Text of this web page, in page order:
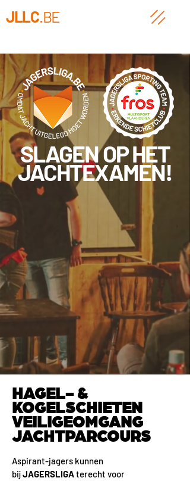
JLLC.BE
SLAGEN OP HET
JACHTEXAMEN!
HAGEL- &
KOGELSCHIETEN
VEILIGEOMGANG
JACHTPARCOURS
Aspirant-jagers kunnen
bijJAGERSLIGAterecht voor